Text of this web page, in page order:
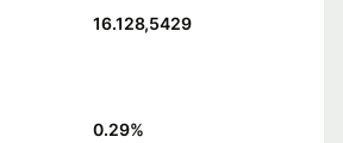
16.128,5429
0.29%